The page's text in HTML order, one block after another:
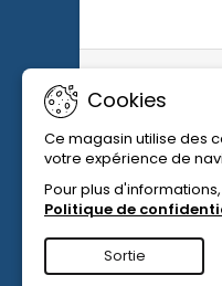
Cookies
Ce magasin utilise des
votre expérience de
Pour plus
Politique de
Sortie
LETTRE